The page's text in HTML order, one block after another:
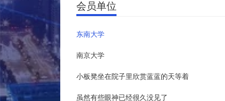
会员单位
东南大学
南京大学
小板凳坐在院子里欣赏蓝蓝的天等着
虽然有些眼神已经很久没见了